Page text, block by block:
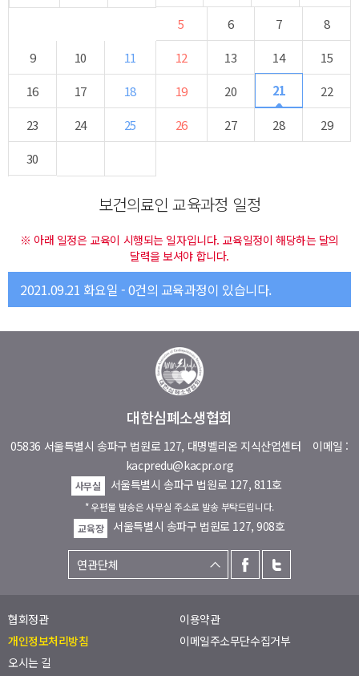
5
6 7
8
9
10 11 12 13 14
15
16
17 18 19 20 21
22
23
24 25 26 27 28
29
30
보건의료인 교육과정 일정
※ 아래 일정은 교육이 시행되는 일자입니다. 교육일정이 해당하는 달의
달력을 보셔야 합니다.
2021.09.21 화요일 - 0건의 교육과정이 있습니다.
대한심폐소생협회
05836 서울특별시 송파구 법원로 127, 대명벨리온 지식산업센터 이메일 :
kacpredu@kacpr.org
사무실 서울특별시 송파구 법원로 127, 811호
* 우편물 발송은 사무실 주소로 발송 부탁드립니다.
교육장
서울특별시 송파구 법원로 127, 908호
협회정관
이용약관
개인정보처리방침
이메일주소무단수집거부
오시는 길